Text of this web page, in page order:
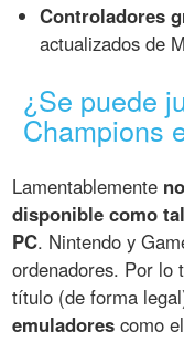
Controladores
actualizados de
¿Se puede
Champions
Lamentablemente
disponible como
PC. Nintendo y
ordenadores. Por lo
título (de forma
emuladores como